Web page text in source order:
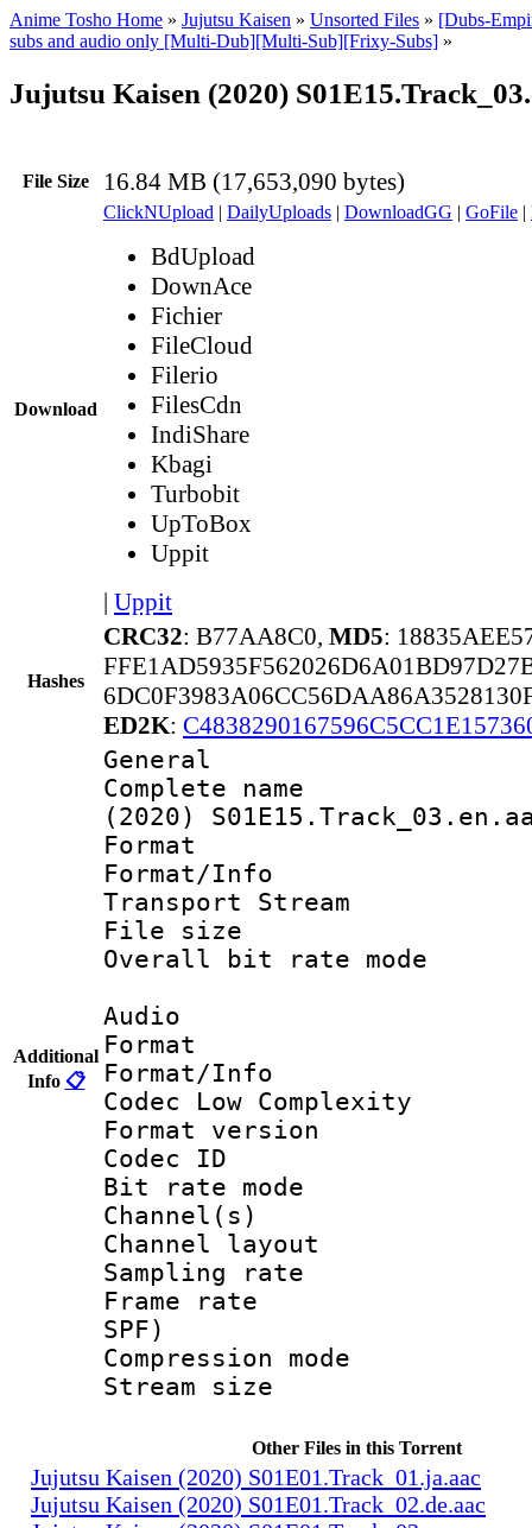
Anime Tosho Home » Jujutsu Kaisen » Unsorted Files » [Dubs-
subs and audio only [Multi-Dub][Multi-Sub][Frixy-Subs] »
Jujutsu Kaisen (2020)
File Size 16.84 MB (17,653,090 bytes)
Download
ClickNUpload | DailyUploads | DownloadGG | GoFile |
BdUpload
DownAce
Fichier
FileCloud
Filerio
FilesCdn
IndiShare
Kbagi
Turbobit
UpToBox
Uppit
| Uppit
Hashes
CRC32: B77AA8C0, MD5:
ED2K:
Additional
Info 📋
General
Complete
(2020)
Format :
Format/Info
Transport Stream
File size :
Overall bit rate
Audio
Format :
Format/Info :
Codec Low Complexity
Format
Codec
Bit rate
Channel(s)
Channel
Sampling
Frame rate :
SPF)
Compression
Stream size :
Other Files in this Torrent
Jujutsu Kaisen (2020) S01E01.Track_01.ja.aac
Jujutsu Kaisen (2020) S01E01.Track_02.de.aac